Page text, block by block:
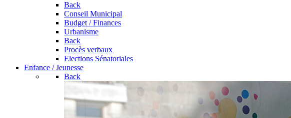
Back
Conseil Municipal
Budget / Finances
Urbanisme
Back
Procès verbaux
Elections Sénatoriales
Enfance / Jeunesse
Back